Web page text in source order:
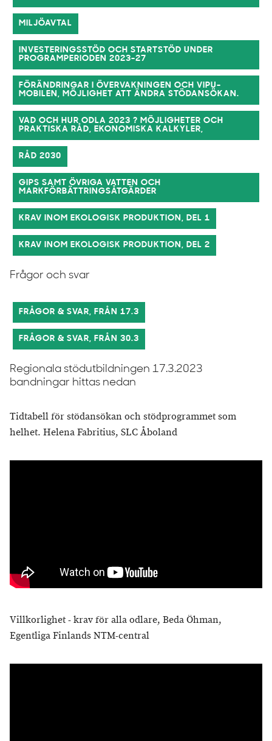
MILJÖAVTAL
INVESTERINGSSTÖD OCH STARTSTÖD UNDER
PROGRAMPERIODEN 2023-27
FÖRÄNDRINGAR I ÖVERVAKNINGEN OCH VIPU-
MOBILEN, MÖJLIGHET ATT ÄNDRA STÖDANSÖKAN.
VAD OCH HUR ODLA 2023 ? MÖJLIGHETER OCH
PRAKTISKA RÅD, EKONOMISKA KALKYLER,
RÅD 2030
GIPS SAMT ÖVRIGA VATTEN OCH
MARKFÖRBÄTTRINGSÅTGÄRDER
KRAV INOM EKOLOGISK PRODUKTION, DEL 1
KRAV INOM EKOLOGISK PRODUKTION, DEL 2
Frågor och svar
FRÅGOR & SVAR, FRÅN 17.3
FRÅGOR & SVAR, FRÅN 30.3
Regionala stödutbildningen 17.3.2023
bandningar hittas nedan
Tidtabell för stödansökan och stödprogrammet som
helhet. Helena Fabritius, SLC Åboland
Villkorlighet - krav för alla odlare, Beda Öhman,
Egentliga Finlands NTM-central